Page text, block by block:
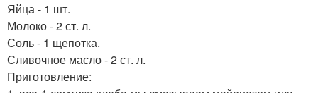
Яйца - 1 шт.
Молоко - 2 ст. л.
Соль - 1 щепотка.
Сливочное масло - 2 ст. л.
Приготовление: